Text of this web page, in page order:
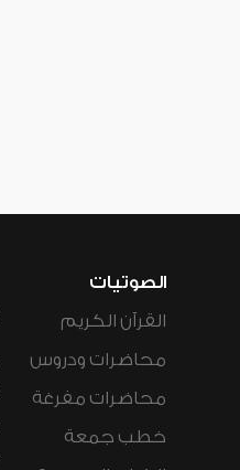
الصوتيات
القرآن الكريم
محاضرات ودروس
محاضرات مفرغة
خطب جمعة